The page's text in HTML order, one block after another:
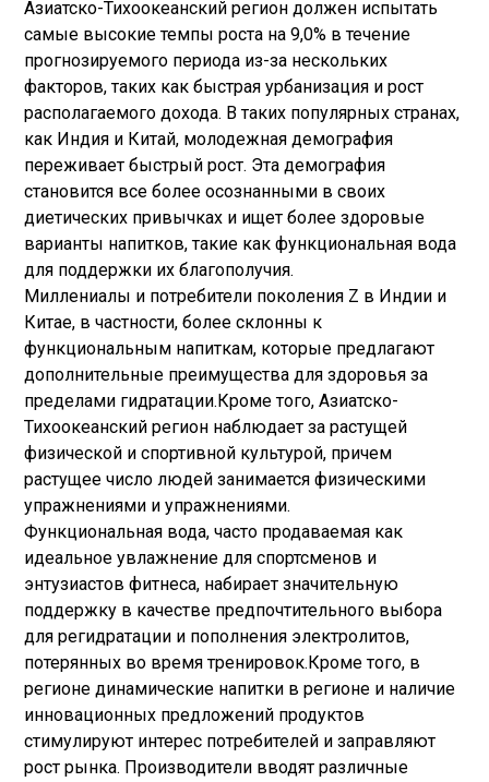
Азиатско-Тихоокеанский регион должен испытать
самые высокие темпы роста на 9,0% в течение
прогнозируемого периода из-за нескольких
факторов, таких как быстрая урбанизация и рост
располагаемого дохода. В таких популярных странах,
как Индия и Китай, молодежная демография
переживает быстрый рост. Эта демография
становится все более осознанными в своих
диетических привычках и ищет более здоровые
варианты напитков, такие как функциональная вода
для поддержки их благополучия.
Миллениалы и потребители поколения Z в Индии и
Китае, в частности, более склонны к
функциональным напиткам, которые предлагают
дополнительные преимущества для здоровья за
пределами гидратации.Кроме того, Азиатско-
Тихоокеанский регион наблюдает за растущей
физической и спортивной культурой, причем
растущее число людей занимается физическими
упражнениями и упражнениями.
Функциональная вода, часто продаваемая как
идеальное увлажнение для спортсменов и
энтузиастов фитнеса, набирает значительную
поддержку в качестве предпочтительного выбора
для регидратации и пополнения электролитов,
потерянных во время тренировок.Кроме того, в
регионе динамические напитки в регионе и наличие
инновационных предложений продуктов
стимулируют интерес потребителей и заправляют
рост рынка. Производители вводят различные